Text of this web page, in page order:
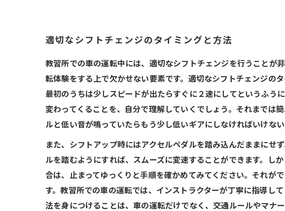
適切なシフトチェンジのタイミングと方法
教習所での車の運転中には、適切なシフトチェンジを行うことが
転体験をする上で欠かせない要素です。適切なシフトチェンジの
最初のうちは少しスピードが出たらすぐに２速にしてというふう
変わってくることを、自分で理解していくでしょう。それまでは
ルと低い音が鳴っていたらもう少し低いギアにしなければいけない
また、シフトアップ時にはアクセルペダルを踏み込んだままにせ
ルを踏むようにすれば、スムーズに変速することができます。し
合は、止まってゆっくりと手順を確かめてみてください。それが
す。教習所での車の運転では、インストラクターが丁寧に指導し
法を身につけることは、車の運転だけでなく、交通ルールやマナ